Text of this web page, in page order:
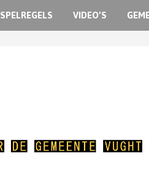
SPELREGELS VIDEO’S